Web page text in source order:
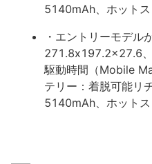
5140mAh、ホットス
・エントリーモデルが
271.8x197.2x27.6
駆動時間（Mobile
テリー：着脱可能リ
5140mAh、ホットス